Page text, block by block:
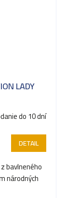
LADY
do 10 dní
DETAIL
bavlneného
národných